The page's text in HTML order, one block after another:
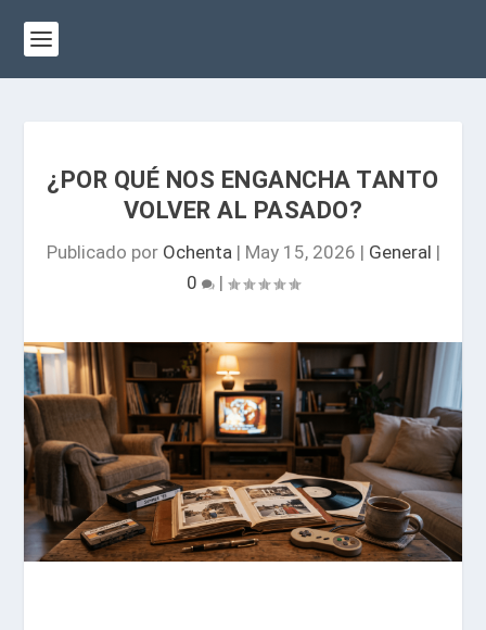
¿POR QUÉ NOS ENGANCHA TANTO
VOLVER AL PASADO?
Publicado por Ochenta| May 15, 2026 | General |
0
|